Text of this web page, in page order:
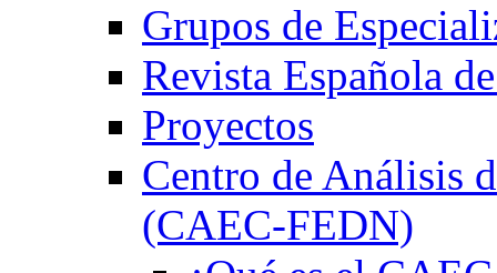
Grupos de
Revista Española
Proyectos
Centro de Análisis
(CAEC-FEDN)